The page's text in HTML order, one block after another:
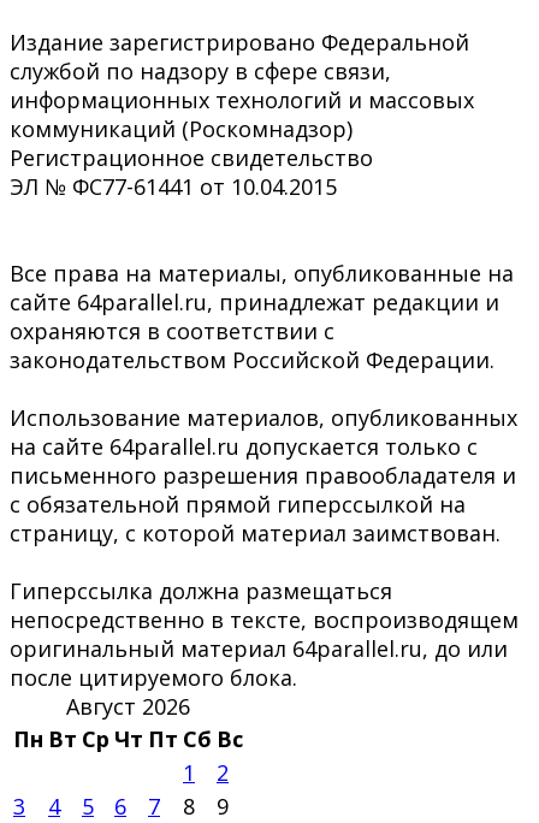
Издание зарегистрировано Федеральной
службой по надзору в сфере связи,
информационных технологий и массовых
коммуникаций (Роскомнадзор)
Регистрационное свидетельство
ЭЛ № ФС77-61441 от 10.04.2015
Все права на материалы, опубликованные на
сайте 64parallel.ru, принадлежат редакции и
охраняются в соответствии с
законодательством Российской Федерации.
Использование материалов, опубликованных
на сайте 64parallel.ru допускается только с
письменного разрешения правообладателя и
с обязательной прямой гиперссылкой на
страницу, с которой материал заимствован.
Гиперссылка должна размещаться
непосредственно в тексте, воспроизводящем
оригинальный материал 64parallel.ru, до или
после цитируемого блока.
Август 2026
Пн Вт Ср Чт Пт Сб Вс
1
2
3
4 5 6 7 8
9